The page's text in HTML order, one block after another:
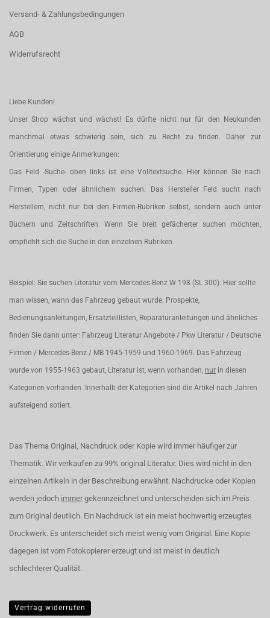
Versand- & Zahlungsbedingungen
AGB
Widerrufsrecht
Liebe Kunden!
Unser Shop wächst und wächst! Es dürfte nicht nur für den Neukunden
manchmal etwas schwierig sein, sich zu Recht zu finden. Daher zur
Orientierung einige Anmerkungen:
Das Feld -Suche- oben links ist eine Volltextsuche. Hier können Sie nach
Firmen, Typen oder ähnlichem suchen. Das Hersteller Feld sucht nach
Herstellern, nicht nur bei den Firmen-Rubriken selbst, sondern auch unter
Büchern und Zeitschriften. Wenn Sie breit gefächerter suchen möchten,
empfiehlt sich die Suche in den einzelnen Rubriken.
Beispiel: Sie suchen Literatur vom Mercedes-Benz W 198 (SL 300). Hier sollte
man wissen, wann das Fahrzeug gebaut wurde. Prospekte,
Bedienungsanleitungen, Ersatzteillisten, Reparaturanleitungen und ähnliches
finden Sie dann unter: Fahrzeug Literatur Angebote / Pkw Literatur / Deutsche
Firmen / Mercedes-Benz / MB 1945-1959 und 1960-1969. Das Fahrzeug
wurde von 1955-1963 gebaut, Literatur ist, wenn vorhanden, nur in diesen
Kategorien vorhanden. Innerhalb der Kategorien sind die Artikel nach Jahren
aufsteigend sotiert.
Das Thema Original, Nachdruck oder Kopie wird immer häufiger zur
Thematik. Wir verkaufen zu 99% original Literatur. Dies wird nicht in den
einzelnen Artikeln in der Beschreibung erwähnt. Nachdrucke oder Kopien
werden jedoch immer gekennzeichnet und unterscheiden sich im Preis
zum Original deutlich. Ein Nachdruck ist ein meist hochwertig erzeugtes
Druckwerk. Es unterscheidet sich meist wenig vom Original. Eine Kopie
dagegen ist vom Fotokopierer erzeugt und ist meist in deutlich
schlechterer Qualität.
Vertrag widerrufen